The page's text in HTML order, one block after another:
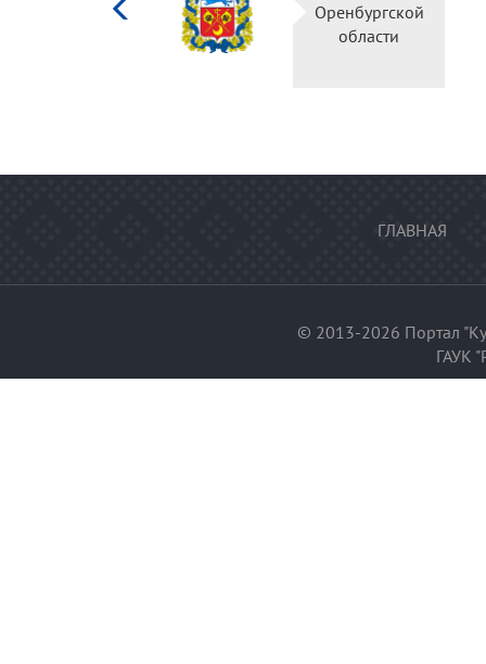
Оренбургской
области
ГЛАВНАЯ
© 2013-2026 Портал
ГАУК